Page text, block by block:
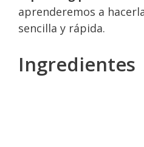
aprenderemos a
sencilla y rápida.
Ingredientes